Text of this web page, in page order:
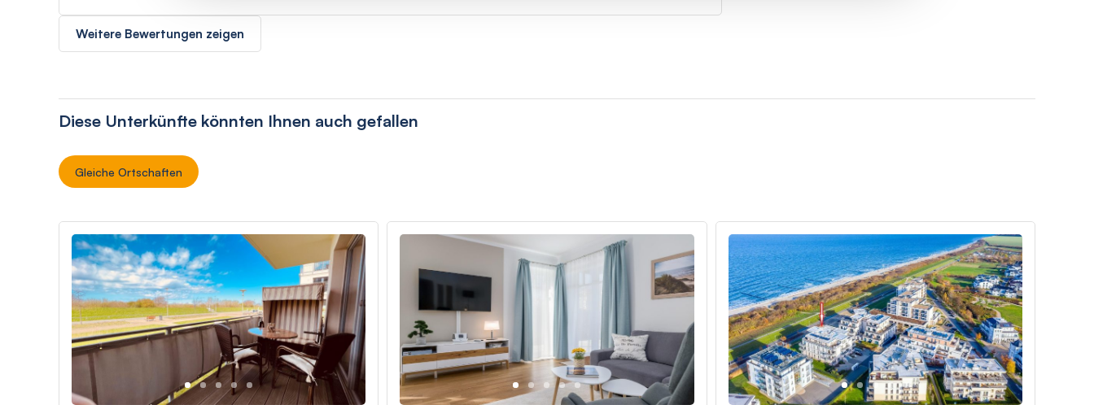
Weitere Bewertungen zeigen
Diese Unterkünfte könnten Ihnen auch gefallen
Gleiche Ortschaften